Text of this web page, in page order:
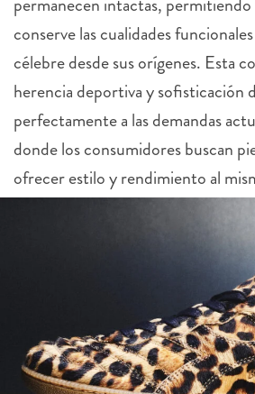
célebre desde sus orígenes. Esta
herencia deportiva y sofisticación
perfectamente a las demandas
donde los consumidores buscan
ofrecer estilo y rendimiento al